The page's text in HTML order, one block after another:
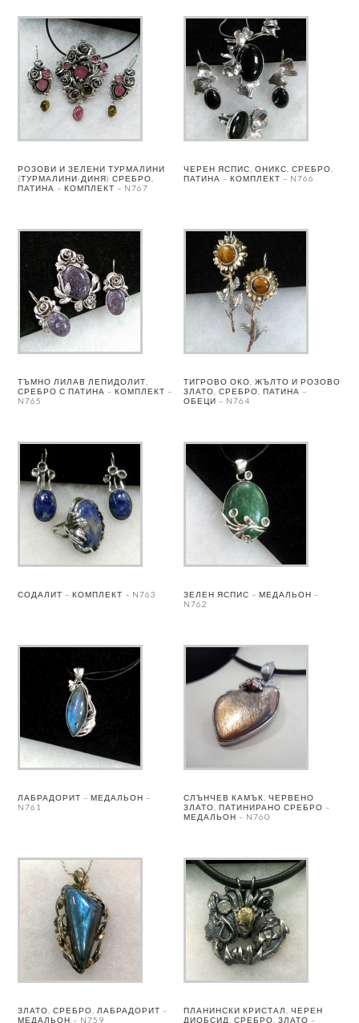
РОЗОВИ И ЗЕЛЕНИ ТУРМАЛИНИ
(ТУРМАЛИНИ-ДИНЯ) СРЕБРО,
ПАТИНА – КОМПЛЕКТ – N767
ЧЕРЕН ЯСПИС, ОНИКС, СРЕБРО,
ПАТИНА – КОМПЛЕКТ – N766
ТЪМНО ЛИЛАВ ЛЕПИДОЛИТ,
СРЕБРО С ПАТИНА – КОМПЛЕКТ –
N765
ТИГРОВО ОКО, ЖЪЛТО И РОЗОВО
ЗЛАТО, СРЕБРО, ПАТИНА –
ОБЕЦИ – N764
СОДАЛИТ – КОМПЛЕКТ – N763
ЗЕЛЕН ЯСПИС – МЕДАЛЬОН –
N762
ЛАБРАДОРИТ – МЕДАЛЬОН –
N761
СЛЪНЧЕВ КАМЪК, ЧЕРВЕНО
ЗЛАТО, ПАТИНИРАНО СРЕБРО –
МЕДАЛЬОН – N760
ЗЛАТО, СРЕБРО, ЛАБРАДОРИТ –
МЕДАЛЬОН – N759
ПЛАНИНСКИ КРИСТАЛ, ЧЕРЕН
ДИОБСИД, СРЕБРО, ЗЛАТО –